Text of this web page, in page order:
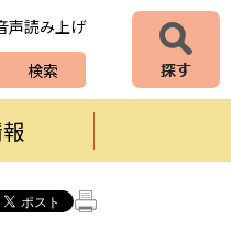
声読み上げ